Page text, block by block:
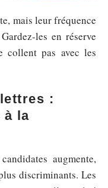
mais leur fréquence
les en réserve
collent pas avec les
:
à la
augmente,
discriminants. Les